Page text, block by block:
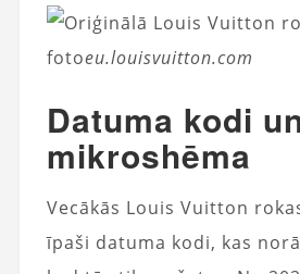
fotoeu.louisvuitton.com
Datuma kodi
mikroshēma
Vecākās Louis Vuitton
īpaši datuma kodi, kas